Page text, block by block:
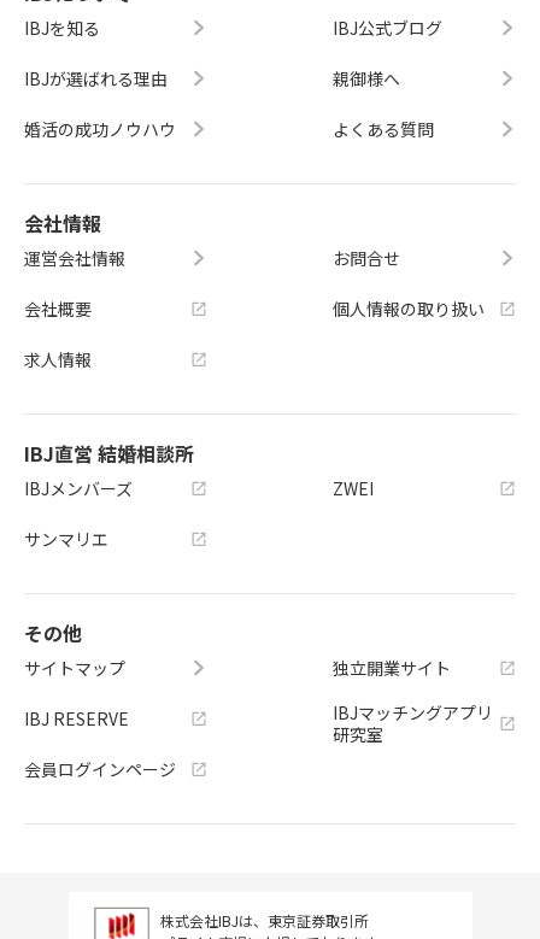
IBJを知る
IBJが選ばれる理由
婚活の成功ノウハウ
IBJ公式ブログ
親御様へ
よくある質問
会社情報
運営会社情報
会社概要
求人情報
お問合せ
個人情報の取り扱い
IBJ直営 結婚相談所
IBJメンバーズ
サンマリエ
ZWEI
その他
サイトマップ
IBJ RESERVE
会員ログインページ
独立開業サイト
IBJマッチングアプリ
研究室
株式会社IBJは、東京証券取引所